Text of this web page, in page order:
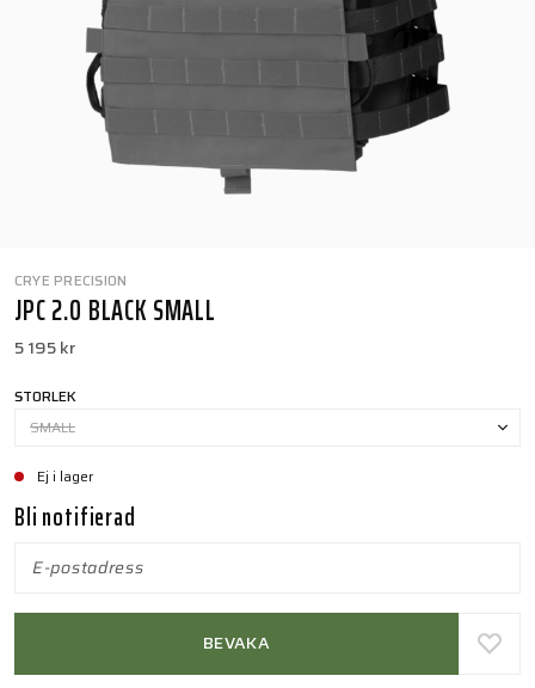
CRYE PRECISION
JPC 2.0 BLACK SMALL
5 195 kr
STORLEK
SMALL
Ej i lager
Bli notifierad
BEVAKA